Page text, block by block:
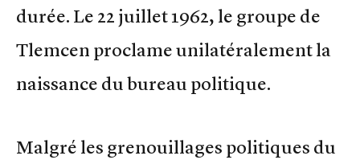
durée. Le 22 juillet 1962, le groupe de
Tlemcen proclame unilatéralement la
naissance du bureau politique.
Malgré les grenouillages politiques du